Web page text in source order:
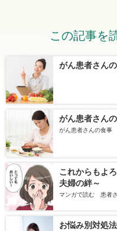
この記事を
がん患者さん
がん患者さん
がん患者さんの食事
これからもよ
夫婦の絆～
マンガで読む 患者
お悩み別対処